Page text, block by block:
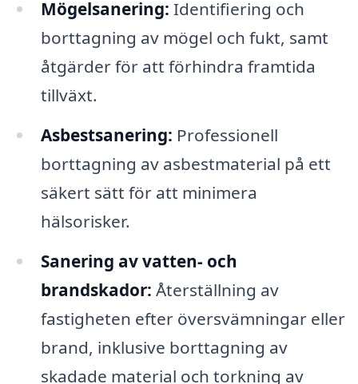
Mögelsanering: Identifiering och
borttagning av mögel och fukt, samt
åtgärder för att förhindra framtida
tillväxt.
Asbestsanering: Professionell
borttagning av asbestmaterial på ett
säkert sätt för att minimera
hälsorisker.
Sanering av vatten- och
brandskador: Återställning av
fastigheten efter översvämningar eller
brand, inklusive borttagning av
skadade material och torkning av